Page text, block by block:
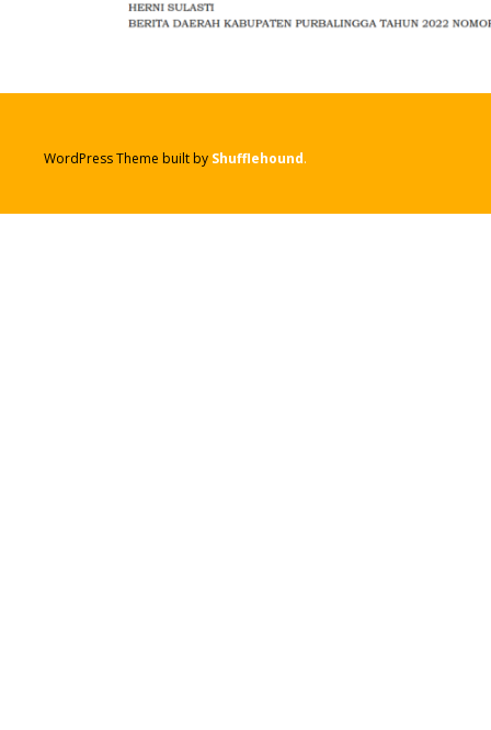
WordPress Theme built by Shufflehound.